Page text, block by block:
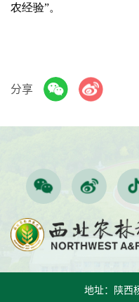
农经验”。
分享
地址：陕